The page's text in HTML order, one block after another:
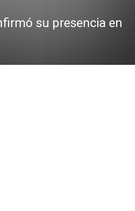
su presencia en